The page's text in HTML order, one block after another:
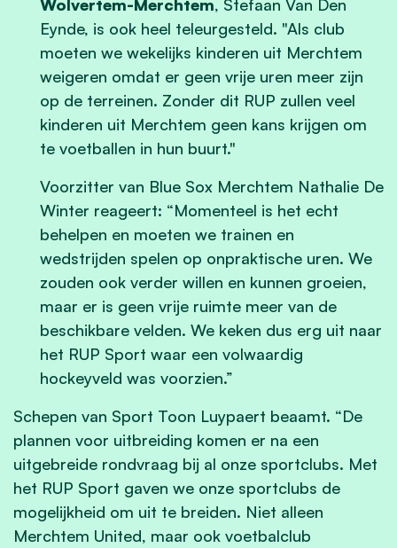
Wolvertem-Merchtem, Stefaan Van Den
Eynde, is ook heel teleurgesteld. "Als club
moeten we wekelijks kinderen uit Merchtem
weigeren omdat er geen vrije uren meer zijn
op de terreinen. Zonder dit RUP zullen veel
kinderen uit Merchtem geen kans krijgen om
te voetballen in hun buurt."
Voorzitter van Blue Sox Merchtem Nathalie De
Winter reageert: “Momenteel is het echt
behelpen en moeten we trainen en
wedstrijden spelen op onpraktische uren. We
zouden ook verder willen en kunnen groeien,
maar er is geen vrije ruimte meer van de
beschikbare velden. We keken dus erg uit naar
het RUP Sport waar een volwaardig
hockeyveld was voorzien.”
Schepen van Sport Toon Luypaert beaamt. “De
plannen voor uitbreiding komen er na een
uitgebreide rondvraag bij al onze sportclubs. Met
het RUP Sport gaven we onze sportclubs de
mogelijkheid om uit te breiden. Niet alleen
Merchtem United, maar ook voetbalclub